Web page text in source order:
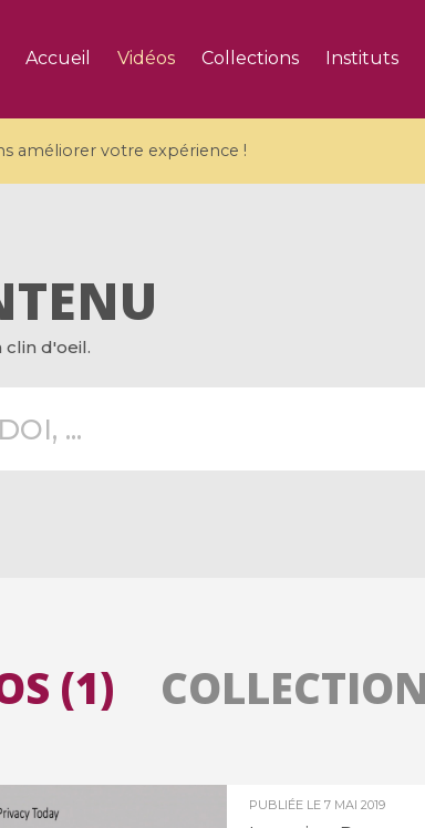
Accueil Vidéos Collections Instituts
améliorer votre expérience !
5 videos
and affine
d'oeil.
(1)
PUBLIÉE LE 7 MAI 2019